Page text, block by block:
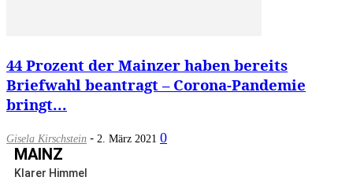
44 Prozent der Mainzer haben bereits
Briefwahl beantragt – Corona-Pandemie
bringt...
Gisela Kirschstein - 2. März 2021 0
MAINZ
Klarer Himmel